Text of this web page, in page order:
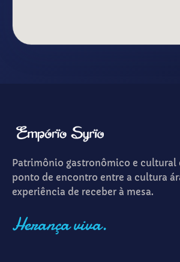
Patrimônio gastronômico e cultural
ponto de encontro entre a cultura
experiência de receber à mesa.
Herança viva.